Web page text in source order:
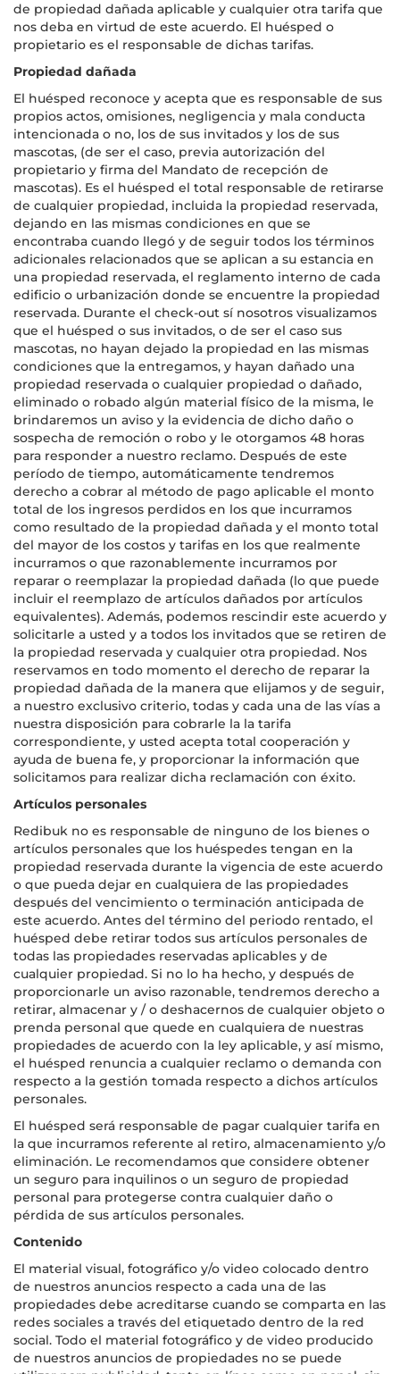
de propiedad dañada aplicable y cualquier otra tarifa que
nos deba en virtud de este acuerdo. El huésped o
propietario es el responsable de dichas tarifas.
Propiedad dañada
El huésped reconoce y acepta que es responsable de sus
propios actos, omisiones, negligencia y mala conducta
intencionada o no, los de sus invitados y los de sus
mascotas, (de ser el caso, previa autorización del
propietario y firma del Mandato de recepción de
mascotas). Es el huésped el total responsable de retirarse
de cualquier propiedad, incluida la propiedad reservada,
dejando en las mismas condiciones en que se
encontraba cuando llegó y de seguir todos los términos
adicionales relacionados que se aplican a su estancia en
una propiedad reservada, el reglamento interno de cada
edificio o urbanización donde se encuentre la propiedad
reservada. Durante el check-out sí nosotros visualizamos
que el huésped o sus invitados, o de ser el caso sus
mascotas, no hayan dejado la propiedad en las mismas
condiciones que la entregamos, y hayan dañado una
propiedad reservada o cualquier propiedad o dañado,
eliminado o robado algún material físico de la misma, le
brindaremos un aviso y la evidencia de dicho daño o
sospecha de remoción o robo y le otorgamos 48 horas
para responder a nuestro reclamo. Después de este
período de tiempo, automáticamente tendremos
derecho a cobrar al método de pago aplicable el monto
total de los ingresos perdidos en los que incurramos
como resultado de la propiedad dañada y el monto total
del mayor de los costos y tarifas en los que realmente
incurramos o que razonablemente incurramos por
reparar o reemplazar la propiedad dañada (lo que puede
incluir el reemplazo de artículos dañados por artículos
equivalentes). Además, podemos rescindir este acuerdo y
solicitarle a usted y a todos los invitados que se retiren de
la propiedad reservada y cualquier otra propiedad. Nos
reservamos en todo momento el derecho de reparar la
propiedad dañada de la manera que elijamos y de seguir,
a nuestro exclusivo criterio, todas y cada una de las vías a
nuestra disposición para cobrarle la la tarifa
correspondiente, y usted acepta total cooperación y
ayuda de buena fe, y proporcionar la información que
solicitamos para realizar dicha reclamación con éxito.
Artículos personales
Redibuk no es responsable de ninguno de los bienes o
artículos personales que los huéspedes tengan en la
propiedad reservada durante la vigencia de este acuerdo
o que pueda dejar en cualquiera de las propiedades
después del vencimiento o terminación anticipada de
este acuerdo. Antes del término del periodo rentado, el
huésped debe retirar todos sus artículos personales de
todas las propiedades reservadas aplicables y de
cualquier propiedad. Si no lo ha hecho, y después de
proporcionarle un aviso razonable, tendremos derecho a
retirar, almacenar y / o deshacernos de cualquier objeto o
prenda personal que quede en cualquiera de nuestras
propiedades de acuerdo con la ley aplicable, y así mismo,
el huésped renuncia a cualquier reclamo o demanda con
respecto a la gestión tomada respecto a dichos artículos
personales.
El huésped será responsable de pagar cualquier tarifa en
la que incurramos referente al retiro, almacenamiento y/o
eliminación. Le recomendamos que considere obtener
un seguro para inquilinos o un seguro de propiedad
personal para protegerse contra cualquier daño o
pérdida de sus artículos personales.
Contenido
El material visual, fotográfico y/o video colocado dentro
de nuestros anuncios respecto a cada una de las
propiedades debe acreditarse cuando se comparta en las
redes sociales a través del etiquetado dentro de la red
social. Todo el material fotográfico y de video producido
de nuestros anuncios de propiedades no se puede